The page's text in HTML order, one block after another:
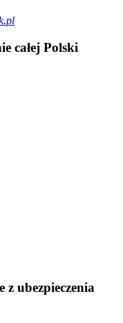
całej Polski
z ubezpieczenia